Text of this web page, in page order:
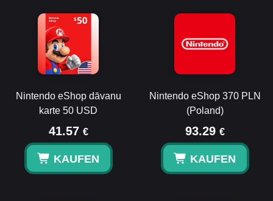
Nintendo eShop dāvanu
karte 50 USD
41.57 €
KAUFEN
Nintendo eShop 370 PLN
(Poland)
93.29 €
KAUFEN